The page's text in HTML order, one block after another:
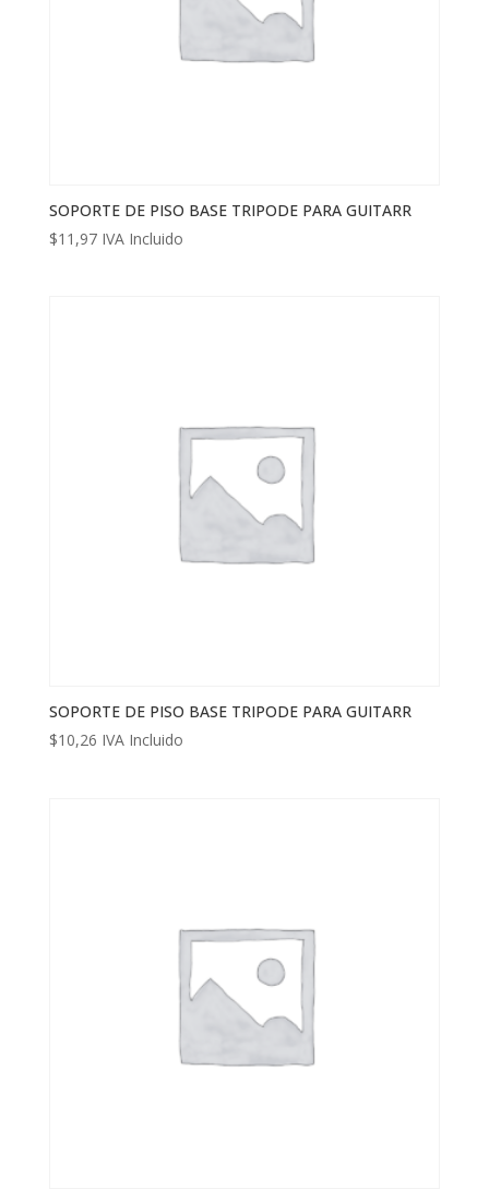
SOPORTE DE PISO BASE TRIPODE PARA GUITARR
$11,97 IVA Incluido
SOPORTE DE PISO BASE TRIPODE PARA GUITARR
$10,26 IVA Incluido